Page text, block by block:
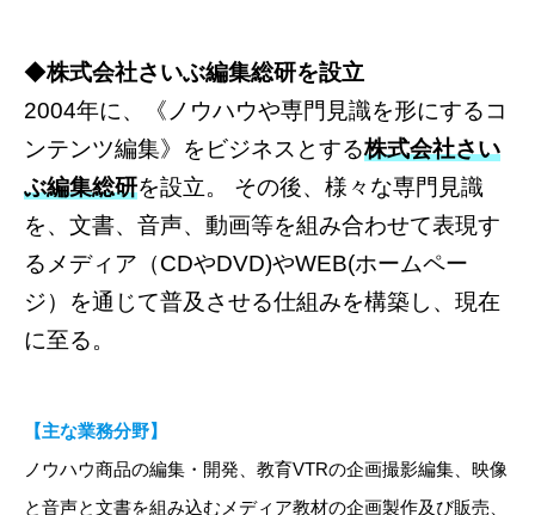
◆株式会社さいぶ編集総研を設立
2004年に、《ノウハウや専門見識を形にするコ
ンテンツ編集》をビジネスとする株式会社さい
ぶ編集総研を設立。 その後、様々な専門見識
を、文書、音声、動画等を組み合わせて表現す
るメディア（CDやDVD)やWEB(ホームペー
ジ）を通じて普及させる仕組みを構築し、現在
に至る。
【主な業務分野】
ノウハウ商品の編集・開発、教育VTRの企画撮影編集、映像
と音声と文書を組み込むメディア教材の企画製作及び販売、